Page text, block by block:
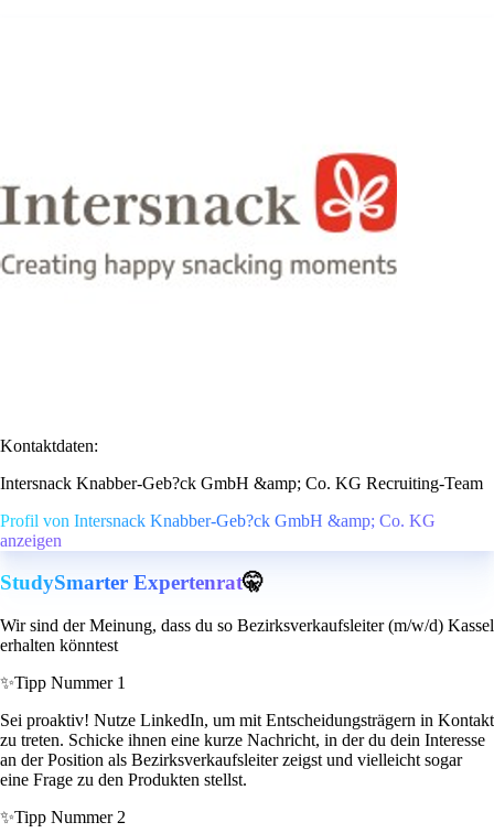
Kontaktdaten:
Intersnack Knabber-Geb?ck GmbH &amp; Co. KG Recruiting-Team
Profil von Intersnack Knabber-Geb?ck GmbH &amp; Co. KG
anzeigen
StudySmarter Expertenrat🤫
Wir sind der Meinung, dass du so Bezirksverkaufsleiter (m/w/d) Kassel
erhalten könntest
✨Tipp Nummer 1
Sei proaktiv! Nutze LinkedIn, um mit Entscheidungsträgern in Kontakt
zu treten. Schicke ihnen eine kurze Nachricht, in der du dein Interesse
an der Position als Bezirksverkaufsleiter zeigst und vielleicht sogar
eine Frage zu den Produkten stellst.
✨Tipp Nummer 2